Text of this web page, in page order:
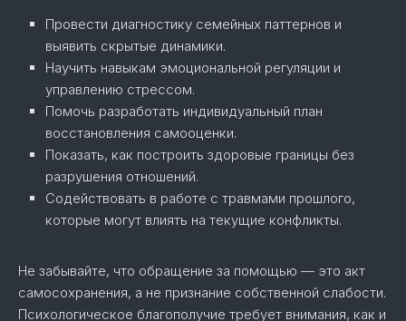
Провести диагностику семейных паттернов и
выявить скрытые динамики.
Научить навыкам эмоциональной регуляции и
управлению стрессом.
Помочь разработать индивидуальный план
восстановления самооценки.
Показать, как построить здоровые границы без
разрушения отношений.
Содействовать в работе с травмами прошлого,
которые могут влиять на текущие конфликты.
Не забывайте, что обращение за помощью — это акт
самосохранения, а не признание собственной слабости.
Психологическое благополучие требует внимания, как и